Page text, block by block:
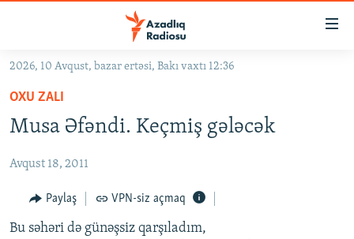
Əsas
qayıt
Əsas
qayıt
#ƏSLINDƏ
FƏRQƏ BAX
QANUNI DOĞRU
2026, 10 Avqust, bazar ertəsi, Bakı vaxtı 12:36
OXU ZALI
Musa Əfəndi. Keçmiş gələcək
Avqust 18, 2011
Paylaş VPN-siz açmaq
Bu səhəri də günəşsiz qarşıladım,